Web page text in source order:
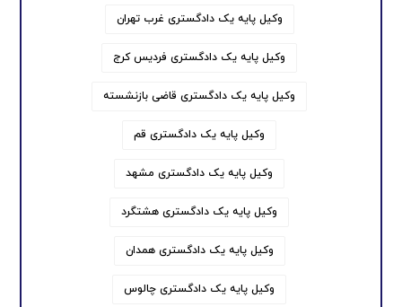
وکیل پایه یک دادگستری غرب تهران
وکیل پایه یک دادگستری فردیس کرج
وکیل پایه یک دادگستری قاضی بازنشسته
وکیل پایه یک دادگستری قم
وکیل پایه یک دادگستری مشهد
وکیل پایه یک دادگستری هشتگرد
وکیل پایه یک دادگستری همدان
وکیل پایه یک دادگستری چالوس